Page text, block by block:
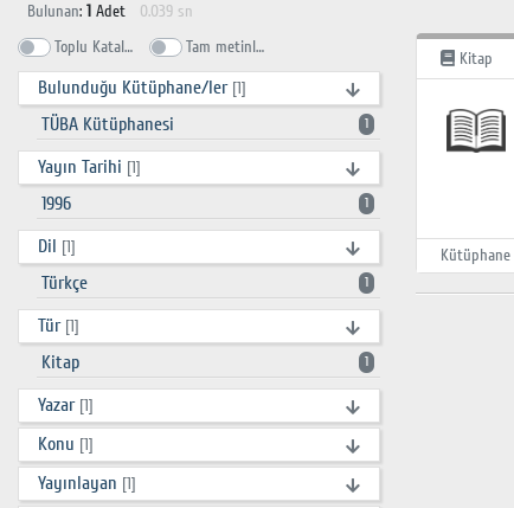
Bulunan: 1 Adet
0.039 sn
Toplu Katalog
Tam metinlerde ara
Bulunduğu Kütüphane/ler [1]
TÜBA Kütüphanesi 1
Yayın Tarihi [1]
1996 1
Dil [1]
Türkçe 1
Tür [1]
Kitap 1
Yazar [1]
Konu [1]
Yayınlayan [1]
Kitap
Kütüphane